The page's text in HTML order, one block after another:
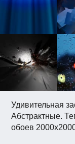
Удивительная
Абстрактные.
обоев